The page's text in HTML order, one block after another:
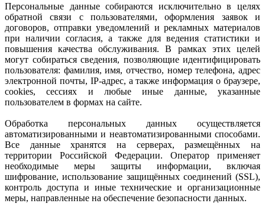
Персональные данные собираются исключительно в целях
обратной связи с пользователями, оформления заявок и
договоров, отправки уведомлений и рекламных материалов
при наличии согласия, а также для ведения статистики и
повышения качества обслуживания. В рамках этих целей
могут собираться сведения, позволяющие идентифицировать
пользователя: фамилия, имя, отчество, номер телефона, адрес
электронной почты, IP-адрес, а также информация о браузере,
cookies, сессиях и любые иные данные, указанные
пользователем в формах на сайте.
Обработка персональных данных осуществляется
автоматизированными и неавтоматизированными способами.
Все данные хранятся на серверах, размещённых на
территории Российской Федерации. Оператор применяет
необходимые меры защиты информации, включая
шифрование, использование защищённых соединений (SSL),
контроль доступа и иные технические и организационные
меры, направленные на обеспечение безопасности данных.